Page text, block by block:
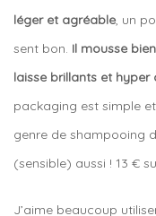
léger et agréable , un
sent bon. Il mousse
laisse brillants et hyper
packaging est simple
genre de shampooing
(sensible) aussi ! 13 €
J’aime beaucoup